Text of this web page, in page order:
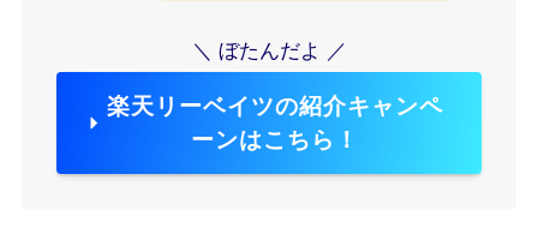
＼ ぼたんだよ ／
楽天リーベイツの紹介キャンペ
ーンはこちら！